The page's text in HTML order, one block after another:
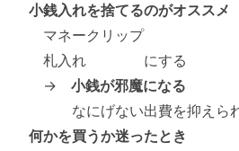
小銭入れを捨てるのがオススメ
マネークリップ
札入れ にする
→ 小銭が邪魔になる
なにげない出費を抑えら
何かを買うか迷ったとき